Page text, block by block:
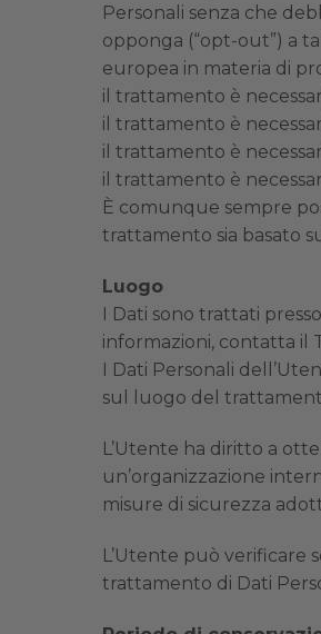
Personali senza che
opponga (“opt-out”) a
europea in materia di
il trattamento è
il trattamento è
il trattamento è
il trattamento è
È comunque sempre
trattamento sia basato
Luogo
I Dati sono trattati
informazioni, contatta il
I Dati Personali
sul luogo del
L’Utente ha diritto a
un’organizzazione
misure di sicurezza
L’Utente può verificare
trattamento di Dati